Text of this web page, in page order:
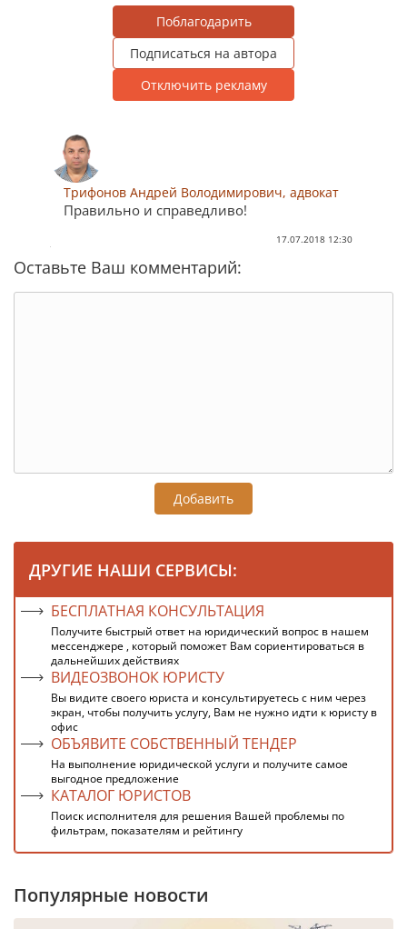
Поблагодарить
Подписаться на автора
Отключить рекламу
Трифонов Андрей Володимирович, адвокат
Правильно и справедливо!
17.07.2018 12:30
Оставьте Ваш комментарий:
Добавить
ДРУГИЕ НАШИ СЕРВИСЫ:
БЕСПЛАТНАЯ КОНСУЛЬТАЦИЯ
Получите быстрый ответ на юридический вопрос в нашем
мессенджере , который поможет Вам сориентироваться в
дальнейших действиях
ВИДЕОЗВОНОК ЮРИСТУ
Вы видите своего юриста и консультируетесь с ним через
экран, чтобы получить услугу, Вам не нужно идти к юристу в
офис
ОБЪЯВИТЕ СОБСТВЕННЫЙ ТЕНДЕР
На выполнение юридической услуги и получите самое
выгодное предложение
КАТАЛОГ ЮРИСТОВ
Поиск исполнителя для решения Вашей проблемы по
фильтрам, показателям и рейтингу
Популярные новости